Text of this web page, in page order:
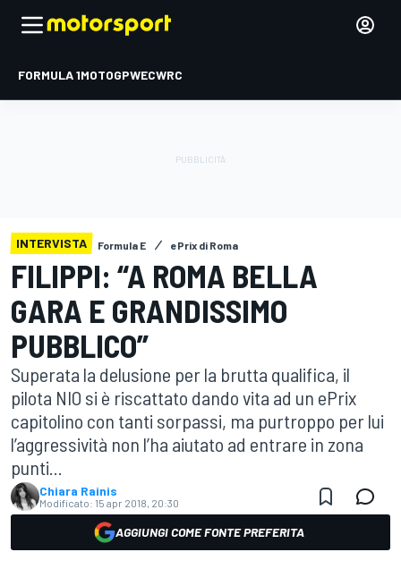
FORMULA 1MOTOGPWECWRC
INTERVISTA Formula E ePrix di Roma
FILIPPI: “A ROMA BELLA
GARA E GRANDISSIMO
PUBBLICO”
Superata la delusione per la brutta qualifica, il
pilota NIO si è riscattato dando vita ad un ePrix
capitolino con tanti sorpassi, ma purtroppo per lui
l’aggressività non l’ha aiutato ad entrare in zona
punti...
Chiara Rainis
Modificato: 15 apr 2018, 20:30
AGGIUNGI COME FONTE PREFERITA